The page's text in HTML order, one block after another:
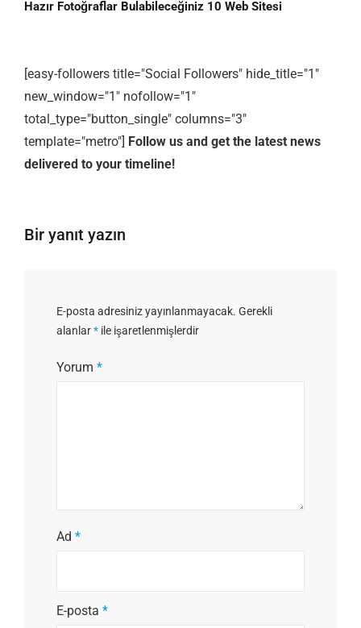
Hazır Fotoğraflar Bulabileceğiniz 10 Web Sitesi
[easy-followers title="Social Followers" hide_title="1"
new_window="1" nofollow="1"
total_type="button_single" columns="3"
template="metro"] Follow us and get the latest news
delivered to your timeline!
Bir yanıt yazın
E-posta adresiniz yayınlanmayacak. Gerekli
alanlar* ile işaretlenmişlerdir
Yorum *
Ad *
E-posta *